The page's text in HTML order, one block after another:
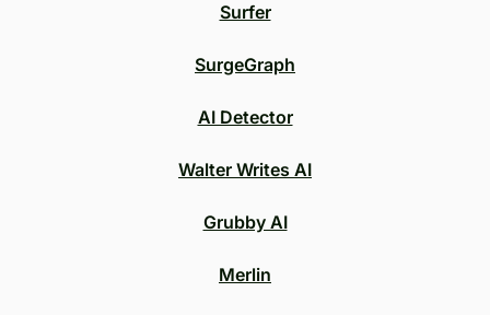
Surfer
SurgeGraph
AI Detector
Walter Writes AI
Grubby AI
Merlin